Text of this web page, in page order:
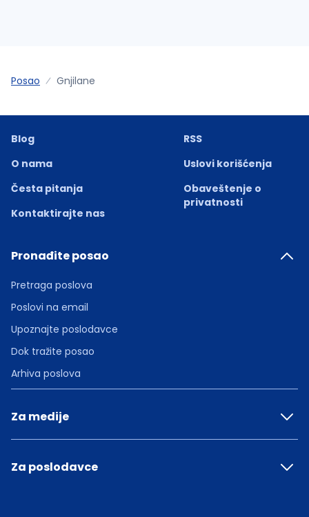
Posao Gnjilane
Blog
O nama
Česta pitanja
Kontaktirajte nas
RSS
Uslovi korišćenja
Obaveštenje o
privatnosti
Pronađite posao
Pretraga poslova
Poslovi na email
Upoznajte poslodavce
Dok tražite posao
Arhiva poslova
Za medije
Za poslodavce